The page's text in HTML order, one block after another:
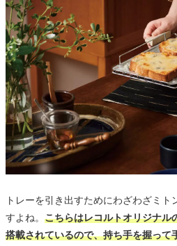
トレーを引き出すためにわざわざミ
すよね。 こちらはレコルトオリジナル
搭載されているので、持ち手を握って